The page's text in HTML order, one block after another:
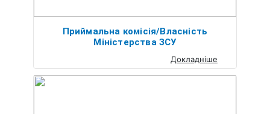
Приймальна комісія/Власність
Міністерства ЗСУ
Докладніше